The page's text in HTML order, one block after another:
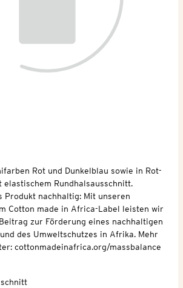
Rot und Dunkelblau sowie in Rot-
Rundhalsausschnitt.
Produkt nachhaltig: Mit unseren
Cotton made in Africa-Label leisten wir
zur Förderung eines nachhaltigen
des Umweltschutzes in Afrika. Mehr
cottonmadeinafrica.org/massbalance